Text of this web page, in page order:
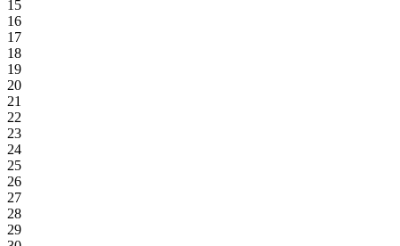
15
16
17
18
19
20
21
22
23
24
25
26
27
28
29